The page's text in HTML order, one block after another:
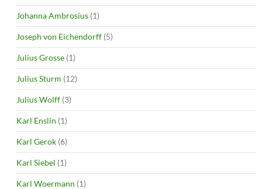
Johanna Ambrosius (1)
Joseph von Eichendorff (5)
Julius Grosse (1)
Julius Sturm (12)
Julius Wolff (3)
Karl Enslin (1)
Karl Gerok (6)
Karl Siebel (1)
Karl Woermann (1)